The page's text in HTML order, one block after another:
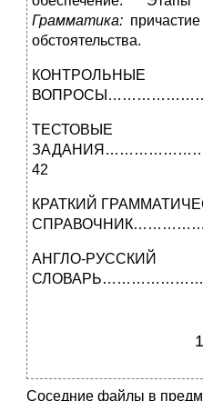
Грамматика:
обсто­ятельства.
КОНТРОЛЬНЫЕ
ТЕСТОВЫЕ
42
КРАТКИЙ
АНГЛО-РУССКИЙ
Соседние файлы в